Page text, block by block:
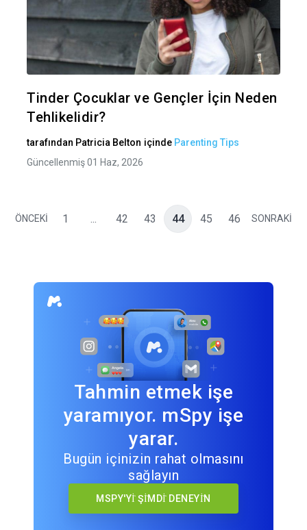
Bu
Tinder Çocuklar ve Gençler İçin Neden
Tehlikelidir?
tarafından Patricia Belton içinde Parenting Tips
Güncellenmiş 01 Haz, 2026
ÖNCEKİ 1 ... 42 43 44 45 46 SONRAKİ
Tahmin etmek işe
yaramıyor. mSpy işe
yarar.
Bugün içinizin rahat olmasını
sağlayın
MSPY'Yİ ŞİMDİ DENEYİN